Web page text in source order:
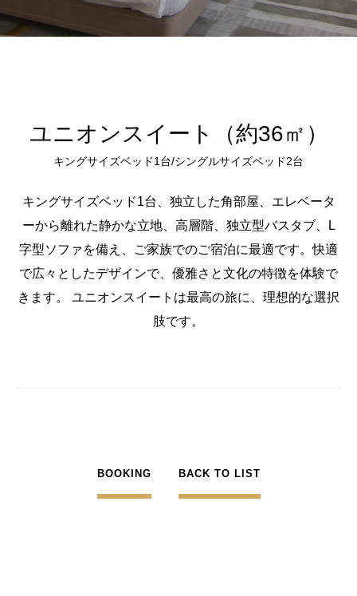
ユニオンスイート（約36㎡）
キングサイズベッド1台/シングルサイズベッド2台
キングサイズベッド1台、独立した角部屋、エレベータ
ーから離れた静かな立地、高層階、独立型バスタブ、L
字型ソファを備え、ご家族でのご宿泊に最適です。快適
で広々としたデザインで、優雅さと文化の特徴を体験で
きます。 ユニオンスイートは最高の旅に、理想的な選択
肢です。
BOOKING BACK TO LIST